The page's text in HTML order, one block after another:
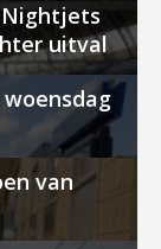
uitval
van